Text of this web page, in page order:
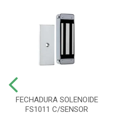
FECHADURA SOLENOIDE
FS1011 C/SENSOR